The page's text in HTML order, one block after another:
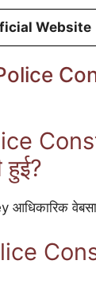
Website